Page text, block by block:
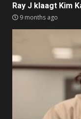
Ray J klaagt Kim
9 months ago